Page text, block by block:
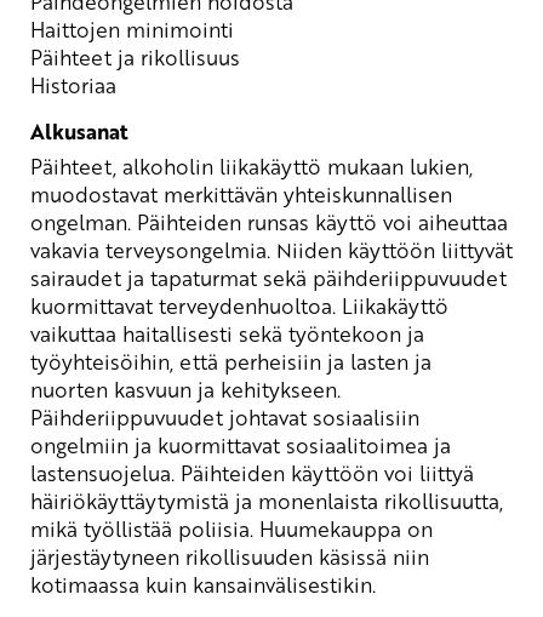
Haittojen minimointi
Päihteet ja rikollisuus
Historiaa
Alkusanat
Päihteet, alkoholin liikakäyttö mukaan lukien,
muodostavat merkittävän yhteiskunnallisen
ongelman. Päihteiden runsas käyttö voi aiheuttaa
vakavia terveysongelmia. Niiden käyttöön liittyvät
sairaudet ja tapaturmat sekä päihderiippuvuudet
kuormittavat terveydenhuoltoa. Liikakäyttö
vaikuttaa haitallisesti sekä työntekoon ja
työyhteisöihin, että perheisiin ja lasten ja
nuorten kasvuun ja kehitykseen.
Päihderiippuvuudet johtavat sosiaalisiin
ongelmiin ja kuormittavat sosiaalitoimea ja
lastensuojelua. Päihteiden käyttöön voi liittyä
häiriökäyttäytymistä ja monenlaista rikollisuutta,
mikä työllistää poliisia. Huumekauppa on
järjestäytyneen rikollisuuden käsissä niin
kotimaassa kuin kansainvälisestikin.